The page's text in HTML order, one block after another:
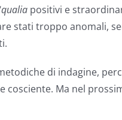
qualia positivi e
stati troppo anomali,
di indagine,
cosciente. Ma nel